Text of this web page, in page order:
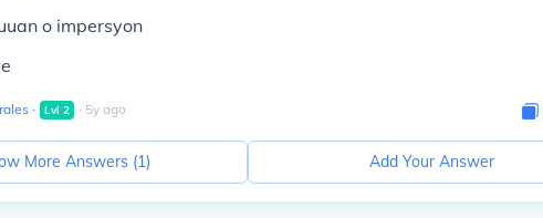
o impersyon
∙ Lvl 2 ∙ 5y ago
More Answers (1) Add Your Answer